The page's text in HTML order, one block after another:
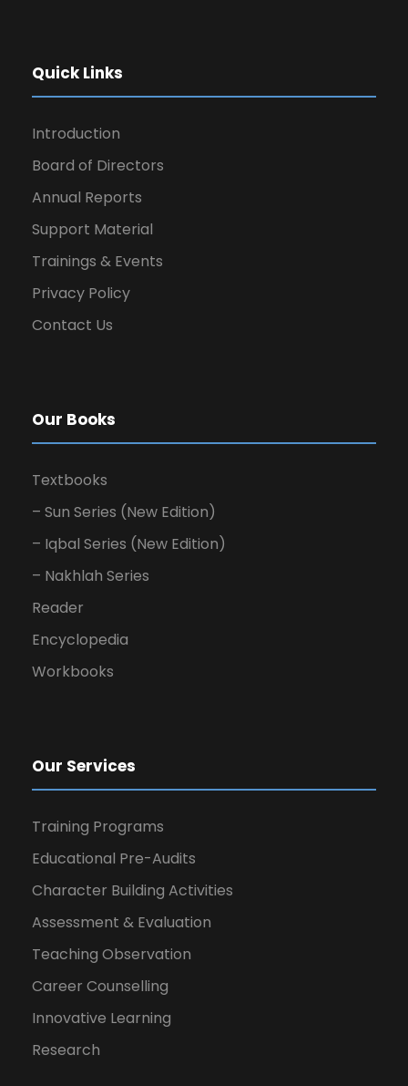
Quick Links
Introduction
Board of Directors
Annual Reports
Support Material
Trainings & Events
Privacy Policy
Contact Us
Our Books
Textbooks
– Sun Series (New Edition)
– Iqbal Series (New Edition)
– Nakhlah Series
Reader
Encyclopedia
Workbooks
Our Services
Training Programs
Educational Pre-Audits
Character Building Activities
Assessment & Evaluation
Teaching Observation
Career Counselling
Innovative Learning
Research